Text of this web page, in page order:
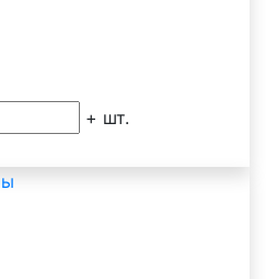
+ шт.